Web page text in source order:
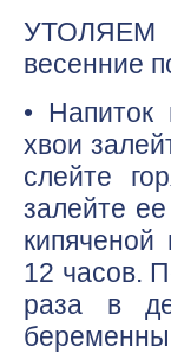
весенние
• Напиток
хвои
слейте
залейте
12 часов.
раза в